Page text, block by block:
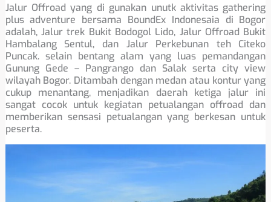
Jalur Offroad yang di gunakan unutk aktivitas gathering
plus adventure bersama BoundEx Indonesaia di Bogor
adalah, Jalur trek Bukit Bodogol Lido, Jalur Offroad Bukit
Hambalang Sentul, dan Jalur Perkebunan teh Citeko
Puncak. selain bentang alam yang luas pemandangan
Gunung Gede – Pangrango dan Salak serta city view
wilayah Bogor. Ditambah dengan medan atau kontur yang
cukup menantang, menjadikan daerah ketiga jalur ini
sangat cocok untuk kegiatan petualangan offroad dan
memberikan sensasi petualangan yang berkesan untuk
peserta.